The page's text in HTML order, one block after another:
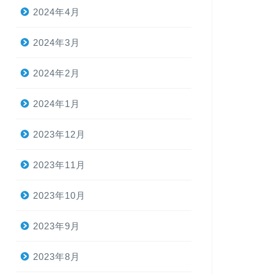
2024年4月
2024年3月
2024年2月
2024年1月
2023年12月
2023年11月
2023年10月
2023年9月
2023年8月